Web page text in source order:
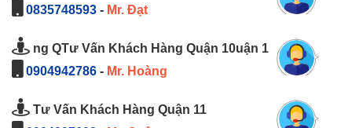
0835748593 - Mr. Đạt
ng QTư Vấn Khách Hàng Quận 10uận 1
0904942786 - Mr. Hoàng
Tư Vấn Khách Hàng Quận 11